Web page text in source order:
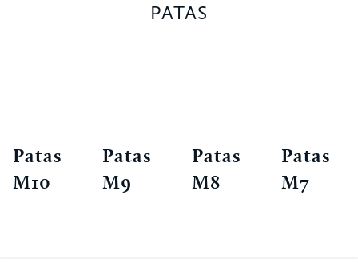
PATAS
Patas
M10
Patas
M9
Patas
M8
Patas
M7